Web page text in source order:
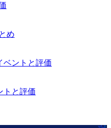
め
ベントと評価
トと評価